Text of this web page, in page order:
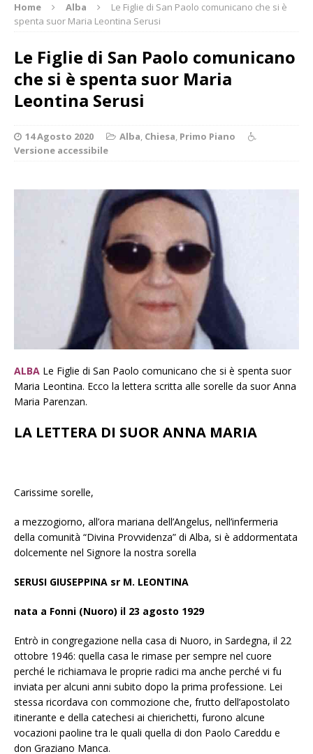
Home Alba
Le Figlie di San Paolo comunicano che si è
spenta suor Maria Leontina Serusi
Le Figlie di San Paolo comunicano
che si è spenta suor Maria
Leontina Serusi
14 Agosto 2020 Alba, Chiesa, Primo Piano
Versione accessibile
ALBA Le Figlie di San Paolo comunicano che si è spenta suor
Maria Leontina. Ecco la lettera scritta alle sorelle da suor Anna
Maria Parenzan.
LA LETTERA DI SUOR ANNA MARIA
Carissime sorelle,
a mezzogiorno, all’ora mariana dell’Angelus, nell’infermeria
della comunità “Divina Provvidenza” di Alba, si è addormentata
dolcemente nel Signore la nostra sorella
SERUSI GIUSEPPINA sr M. LEONTINA
nata a Fonni (Nuoro) il 23 agosto 1929
Entrò in congregazione nella casa di Nuoro, in Sardegna, il 22
ottobre 1946: quella casa le rimase per sempre nel cuore
perché le richiamava le proprie radici ma anche perché vi fu
inviata per alcuni anni subito dopo la prima professione. Lei
stessa ricordava con commozione che, frutto dell’apostolato
itinerante e della catechesi ai chierichetti, furono alcune
vocazioni paoline tra le quali quella di don Paolo Careddu e
don Graziano Manca.